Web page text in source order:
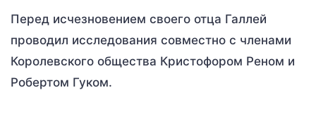
Перед исчезновением своего отца Галлей
проводил исследования совместно с членами
Королевского общества Кристофором Реном и
Робертом Гуком.